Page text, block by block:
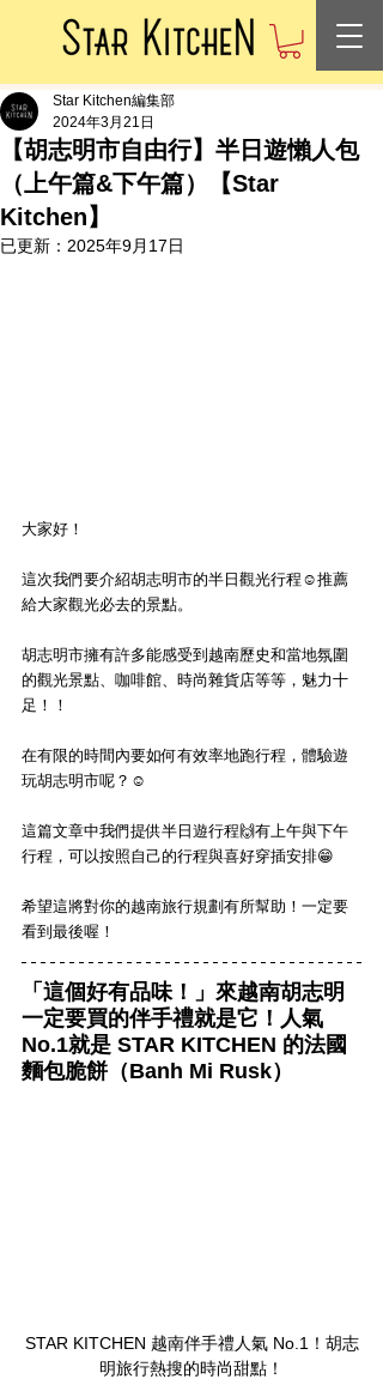
【胡志明市自由行】半日遊懶人包
（上午篇&下午篇）【Star
Kitchen】
Star Kitchen編集部
2024年3月21日
已更新： 2025年9月17日
大家好！
這次我們要介紹胡志明市的半日觀光行程☺️推薦
給大家觀光必去的景點。
胡志明市擁有許多能感受到越南歷史和當地氛圍
的觀光景點、咖啡館、時尚雜貨店等等，魅力十
足！！
在有限的時間內要如何有效率地跑行程，體驗遊
玩胡志明市呢？☺️
這篇文章中我們提供半日遊行程🙌有上午與下午
行程，可以按照自己的行程與喜好穿插安排😁
希望這將對你的越南旅行規劃有所幫助！一定要
看到最後喔！
「這個好有品味！」來越南胡志明
一定要買的伴手禮就是它！人氣
No.1就是 STAR KITCHEN 的法國
麵包脆餅（Banh Mi Rusk）
STAR KITCHEN 越南伴手禮人氣 No.1！胡志
明旅行熱搜的時尚甜點！